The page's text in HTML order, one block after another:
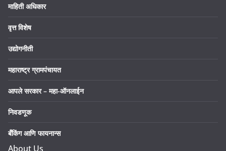
माहिती अधिकार
वृत्त विशेष
उद्योगनीती
महाराष्ट्र ग्रामपंचायत
आपले सरकार – महा-ऑनलाईन
निवडणूक
बँकिंग आणि फायनान्स
About Us